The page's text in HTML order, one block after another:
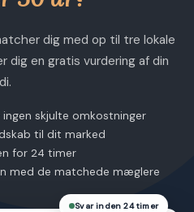
dig med op til tre lokale
dig en gratis vurdering af din
skjulte omkostninger
til dit marked
for 24 timer
med de matchede mæglere
Svar inden 24 timer